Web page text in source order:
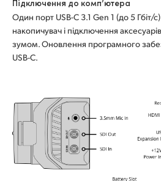
Підключення до комп’ютера
Один порт USB-C 3.1 Gen 1 (до 5 Гбіт/
накопичувач і підключення
зумом. Оновлення програмного
USB-C.